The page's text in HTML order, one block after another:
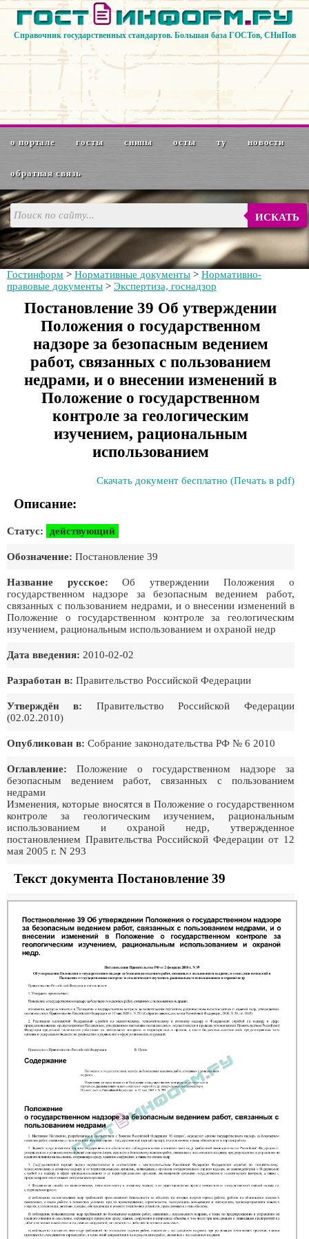
Справочник государственных стандартов. Большая база ГОСТов, СНиПов
о портале госты снипы осты ту новости
обратная связь
ИСКАТЬ
Гостинформ > Нормативные документы > Нормативно-
правовые документы > Экспертиза, госнадзор
Постановление 39 Об утверждении
Положения о государственном
надзоре за безопасным ведением
работ, связанных с пользованием
недрами, и о внесении изменений в
Положение о государственном
контроле за геологическим
изучением, рациональным
использованием
Скачать документ бесплатно (Печать в pdf)
Описание:
Статус: действующий
Обозначение: Постановление 39
Название русское: Об утверждении Положения о
государственном надзоре за безопасным ведением работ,
связанных с пользованием недрами, и о внесении изменений в
Положение о государственном контроле за геологическим
изучением, рациональным использованием и охраной недр
Дата введения: 2010-02-02
Разработан в: Правительство Российской Федерации
Утверждён в: Правительство Российской Федеpации
(02.02.2010)
Опубликован в: Собрание законодательства РФ № 6 2010
Оглавление: Положение о государственном надзоре за
безопасным ведением работ, связанных с пользованием
недрами
Изменения, которые вносятся в Положение о государственном
контроле за геологическим изучением, рациональным
использованием и охраной недр, утвержденное
постановлением Правительства Российской Федерации от 12
мая 2005 г. N 293
Текст документа Постановление 39